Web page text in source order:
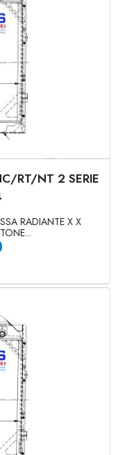
RT/NT 2 SERIE
RADIANTE X X